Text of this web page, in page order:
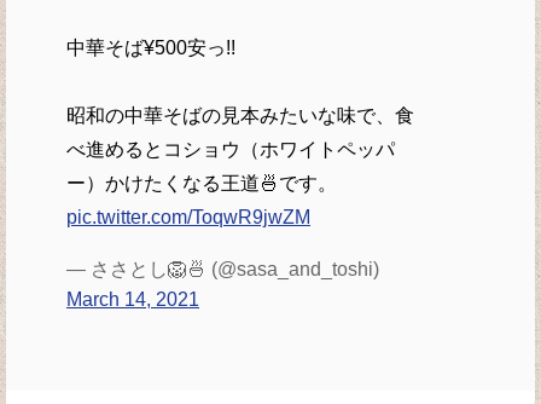
中華そば¥500安っ!!
昭和の中華そばの見本みたいな味で、食
べ進めるとコショウ（ホワイトペッパ
ー）かけたくなる王道🍜です。
pic.twitter.com/ToqwR9jwZM
— ささとし🦁🍜 (@sasa_and_toshi)
March 14, 2021